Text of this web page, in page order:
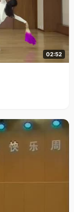
02:52